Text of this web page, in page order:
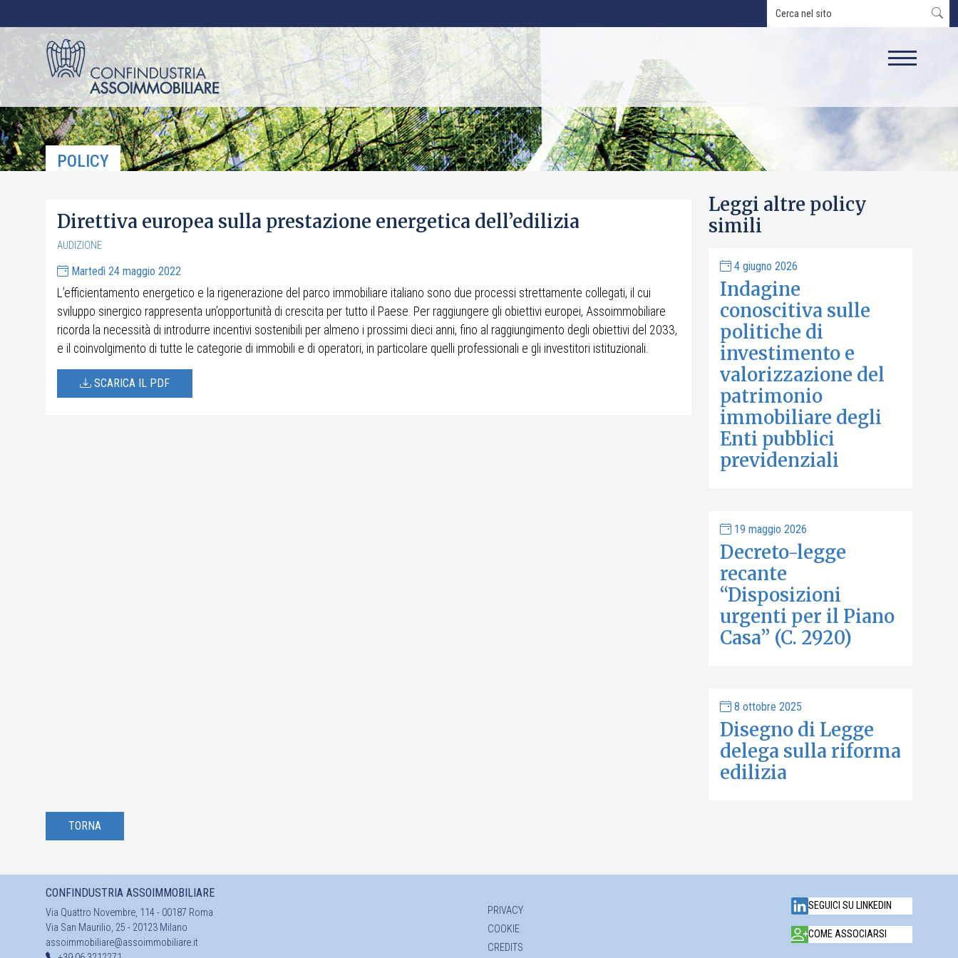
POLICY
Direttiva europea sulla prestazione energetica dell’edilizia
AUDIZIONE
Martedì 24 maggio 2022
L’efficientamento energetico e la rigenerazione del parco immobiliare italiano sono due processi strettamente collegati, il cui
sviluppo sinergico rappresenta un’opportunità di crescita per tutto il Paese. Per raggiungere gli obiettivi europei, Assoimmobiliare
ricorda la necessità di introdurre incentivi sostenibili per almeno i prossimi dieci anni, fino al raggiungimento degli obiettivi del 2033,
e il coinvolgimento di tutte le categorie di immobili e di operatori, in particolare quelli professionali e gli investitori istituzionali.
SCARICA IL PDF
Leggi altre policy
simili
4 giugno 2026
Indagine
conoscitiva sulle
politiche di
investimento e
valorizzazione del
patrimonio
immobiliare degli
Enti pubblici
previdenziali
19 maggio 2026
Decreto-legge
recante
“Disposizioni
urgenti per il Piano
Casa” (C. 2920)
8 ottobre 2025
Disegno di Legge
delega sulla riforma
edilizia
TORNA
CONFINDUSTRIA ASSOIMMOBILIARE
Via Quattro Novembre, 114 - 00187 Roma
Via San Maurilio, 25 - 20123 Milano
assoimmobiliare@assoimmobiliare.it
PRIVACY
COOKIE
CREDITS
SEGUICI SU LINKEDIN
COME ASSOCIARSI